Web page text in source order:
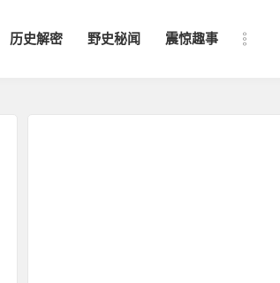
历史解密 野史秘闻 震惊趣事